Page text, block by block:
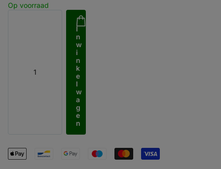
Op voorraad
I
n
w
i
n
k
e
l
w
a
g
e
n